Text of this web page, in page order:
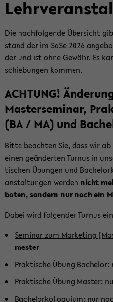
Die nach­fol­gen­de Über­sicht
stand der im SoSe 2026
der und ist ohne Ge­währ. Es
schie­bun­gen kom­men.
ACH­TUNG!
Mas­ter­se­mi­nar,
(BA / MA) und
Bitte be­ach­ten Sie, dass wir
einen ge­än­der­ten Tur­nus in
ti­schen Übun­gen und
an­stal­tun­gen wer­den nicht
bo­ten, son­dern nur noch ein
Dabei wird fol­gen­der Tur­nus
Se­mi­nar zum Mar­ke­ting
mes­ter
Prak­ti­sche Übung Ba­che­lor:
Prak­ti­sche Übung Mas­ter:
Ba­chelor­kol­lo­qui­um: nur